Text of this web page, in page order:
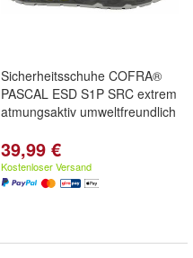
Sicherheitsschuhe COFRA®
PASCAL ESD S1P SRC extrem
atmungsaktiv umweltfreundlich
39,99 €
Kostenloser Versand